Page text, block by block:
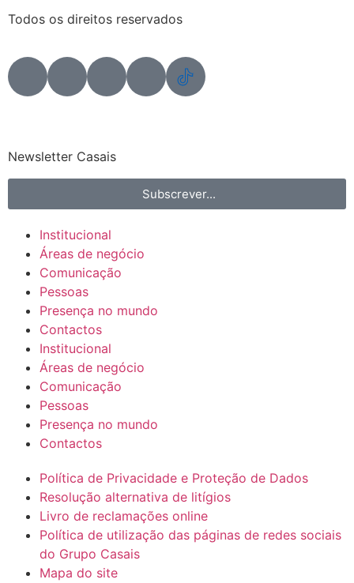
Todos os direitos reservados
Newsletter Casais
Subscrever...
Institucional
Áreas de negócio
Comunicação
Pessoas
Presença no mundo
Contactos
Institucional
Áreas de negócio
Comunicação
Pessoas
Presença no mundo
Contactos
Política de Privacidade e Proteção de Dados
Resolução alternativa de litígios
Livro de reclamações online
Política de utilização das páginas de redes sociais
do Grupo Casais
Mapa do site